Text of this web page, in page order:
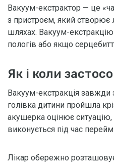
Вакуум-екстрактор — це
з пристроєм, який створює
шляхах. Вакуум-
пологів або якщо
Як і коли
Вакуум-екстракція завжди
голівка дитини пройшла
акушерка оцінює
виконується під час
Лікар обережно